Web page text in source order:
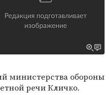
министерства обороны
речи Кличко.